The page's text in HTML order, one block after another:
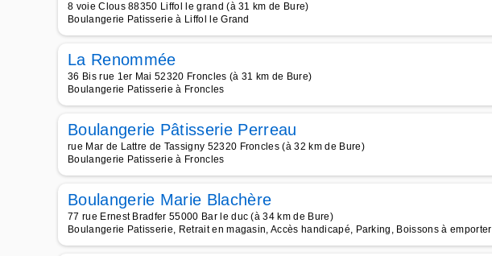
8 voie Clous 88350 Liffol le grand (à 31 km de Bure)
Boulangerie Patisserie à Liffol le Grand
La Renommée
36 Bis rue 1er Mai 52320 Froncles (à 31 km de Bure)
Boulangerie Patisserie à Froncles
Boulangerie Pâtisserie Perreau
rue Mar de Lattre de Tassigny 52320 Froncles (à 32 km de Bure)
Boulangerie Patisserie à Froncles
Boulangerie Marie Blachère
77 rue Ernest Bradfer 55000 Bar le duc (à 34 km de Bure)
Boulangerie Patisserie, Retrait en magasin, Accès handicapé, Parking, Boissons à emporter